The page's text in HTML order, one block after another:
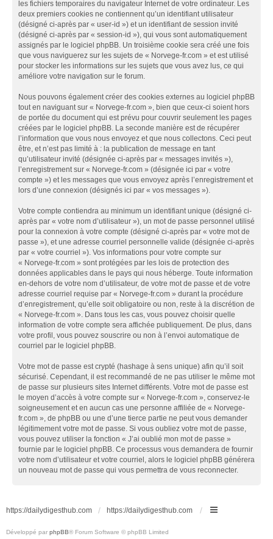
les fichiers temporaires du navigateur Internet de votre ordinateur. Les
deux premiers cookies ne contiennent qu’un identifiant utilisateur
(désigné ci-après par « user-id ») et un identifiant de session invité
(désigné ci-après par « session-id »), qui vous sont automatiquement
assignés par le logiciel phpBB. Un troisième cookie sera créé une fois
que vous naviguerez sur les sujets de « Norvege-fr.com » et est utilisé
pour stocker les informations sur les sujets que vous avez lus, ce qui
améliore votre navigation sur le forum.
Nous pouvons également créer des cookies externes au logiciel phpBB
tout en naviguant sur « Norvege-fr.com », bien que ceux-ci soient hors
de portée du document qui est prévu pour couvrir seulement les pages
créées par le logiciel phpBB. La seconde manière est de récupérer
l’information que vous nous envoyez et que nous collectons. Ceci peut
être, et n’est pas limité à : la publication de message en tant
qu’utilisateur invité (désignée ci-après par « messages invités »),
l’enregistrement sur « Norvege-fr.com » (désignée ici par « votre
compte ») et les messages que vous envoyez après l’enregistrement et
lors d’une connexion (désignés ici par « vos messages »).
Votre compte contiendra au minimum un identifiant unique (désigné ci-
après par « votre nom d’utilisateur »), un mot de passe personnel utilisé
pour la connexion à votre compte (désigné ci-après par « votre mot de
passe »), et une adresse courriel personnelle valide (désignée ci-après
par « votre courriel »). Vos informations pour votre compte sur
« Norvege-fr.com » sont protégées par les lois de protection des
données applicables dans le pays qui nous héberge. Toute information
en-dehors de votre nom d’utilisateur, de votre mot de passe et de votre
adresse courriel requise par « Norvege-fr.com » durant la procédure
d’enregistrement, qu’elle soit obligatoire ou non, reste à la discrétion de
« Norvege-fr.com ». Dans tous les cas, vous pouvez choisir quelle
information de votre compte sera affichée publiquement. De plus, dans
votre profil, vous pouvez souscrire ou non à l’envoi automatique de
courriel par le logiciel phpBB.
Votre mot de passe est crypté (hashage à sens unique) afin qu’il soit
sécurisé. Cependant, il est recommandé de ne pas utiliser le même mot
de passe sur plusieurs sites Internet différents. Votre mot de passe est
le moyen d’accès à votre compte sur « Norvege-fr.com », conservez-le
soigneusement et en aucun cas une personne affiliée de « Norvege-
fr.com », de phpBB ou une d’une tierce partie ne peut vous demander
légitimement votre mot de passe. Si vous oubliez votre mot de passe,
vous pouvez utiliser la fonction « J’ai oublié mon mot de passe »
fournie par le logiciel phpBB. Ce processus vous demandera de fournir
votre nom d’utilisateur et votre courriel, alors le logiciel phpBB générera
un nouveau mot de passe qui vous permettra de vous reconnecter.
https://dailydigesthub.com https://dailydigesthub.com
Développé par phpBB® Forum Software © phpBB Limited